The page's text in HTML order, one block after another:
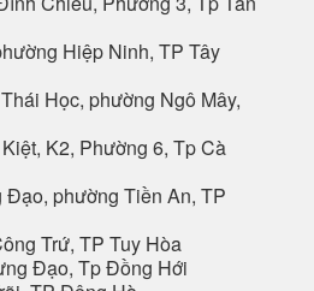
Hiệp Ninh, TP Tây
Học, phường Ngô Mây,
K2, Phường 6, Tp Cà
Đạo, phường Tiền An, TP
Trứ, TP Tuy Hòa
Đạo, Tp Đồng Hới